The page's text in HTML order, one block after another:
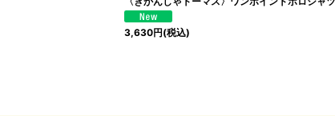
3,630円(税込)